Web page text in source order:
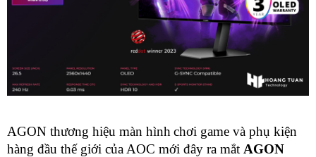
AGON thương hiệu màn hình chơi game và phụ kiện
hàng đầu thế giới của AOC mới đây ra mắt AGON